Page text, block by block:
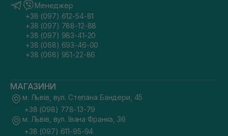
Менеджер
+38 (097) 612-54-81
+38 (097) 788-12-88
+38 (097) 983-41-20
+38 (068) 693-46-00
+38 (068) 951-22-86
МАГАЗИНИ
м. Львів, вул. Степана Бандери, 45
+38 (098) 778-13-79
м. Львів, вул. Івана Франка, 36
+38 (097) 611-95-94